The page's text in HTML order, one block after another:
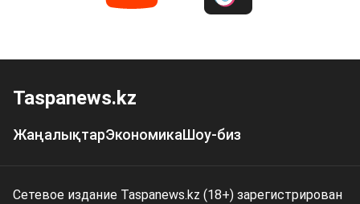
Taspanews.kz
ЖаңалықтарЭкономикаШоу-биз
Сетевое издание Taspanews.kz (18+) зарегистрирован